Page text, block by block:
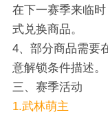
在下一赛季来临
式兑换商品。
4、部分商品需要
意解锁条件描述。
三、赛季活动
1.武林萌主